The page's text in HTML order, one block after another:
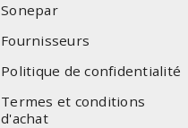
Sonepar
Fournisseurs
Politique de confidentialité
Termes et conditions
d'achat